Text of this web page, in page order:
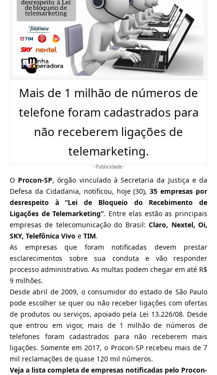
Mais de 1 milhão de números de
telefone foram cadastrados para
não receberem ligações de
telemarketing.
- Publicidade -
O Procon-SP, órgão vinculado à Secretaria da Justiça e da
Defesa da Cidadania, notificou, hoje (30),35 empresas por
desrespeito à “Lei de Bloqueio do Recebimento de
Ligações de Telemarketing”. Entre elas estão as principais
empresas de telecomunicação do Brasil:Claro, Nextel, Oi,
SKY, Telefônica Vivo e TIM.
As empresas que foram notificadas devem prestar
esclarecimentos sobre sua conduta e vão responder
processo administrativo. As multas podem chegar em até R$
9 milhões.
Desde abril de 2009, o consumidor do estado de São Paulo
pode escolher se quer ou não receber ligações com ofertas
de produtos ou serviços, apoiado pela Lei 13.226/08. Desde
que entrou em vigor, mais de 1 milhão de números de
telefones foram cadastrados para não receberem mais
ligações. Somente em 2017, o Procon-SP recebeu mais de 7
mil reclamações de quase 120 mil números.
Veja a lista completa de empresas notificadas pelo Procon-